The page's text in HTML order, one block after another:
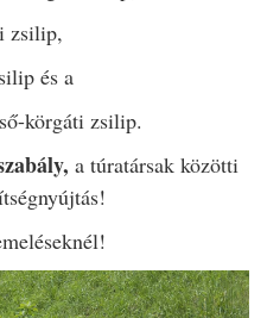
zsilip,
és a
körgáti zsilip.
a túratársak közötti